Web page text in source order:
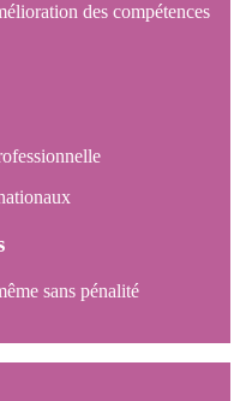
des compétences
sans pénalité